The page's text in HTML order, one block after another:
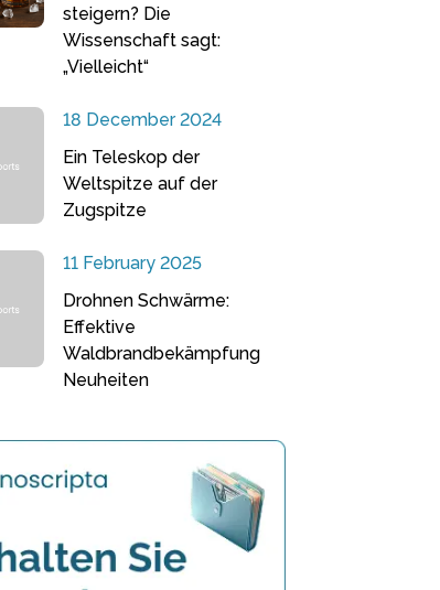
steigern? Die
Wissenschaft sagt:
„Vielleicht“
18 December 2024
Ein Teleskop der
Weltspitze auf der
Zugspitze
11 February 2025
Drohnen Schwärme:
Effektive
Waldbrandbekämpfung
Neuheiten